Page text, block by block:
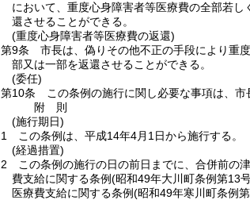
において、重度心身障害者等医療費の全部若
還させることができる。
(重度心身障害者等医療費の返還)
第9条
市長は、偽りその他不正の手段により重
部又は一部を返還させることができる。
(委任)
第10条
この条例の施行に関し必要な事項は、市
附 則
(施行期日)
1
この条例は、平成14年4月1日から施行する。
(経過措置)
2
この条例の施行の日の前日までに、合併前の
費支給に関する条例(昭和49年大川町条例第13
医療費支給に関する条例(昭和49年寒川町条例